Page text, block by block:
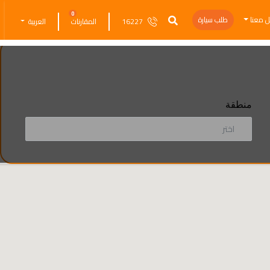
معنا طلب سيارة 16227 المقارنات
0
العربية
منطقة